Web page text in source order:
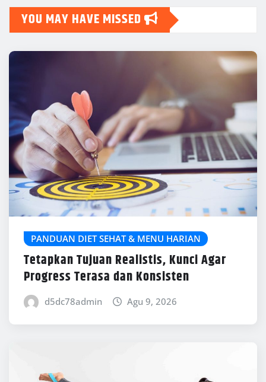
YOU MAY HAVE MISSED
PANDUAN DIET SEHAT & MENU HARIAN
Tetapkan Tujuan Realistis, Kunci Agar
Progress Terasa dan Konsisten
d5dc78admin Agu 9, 2026